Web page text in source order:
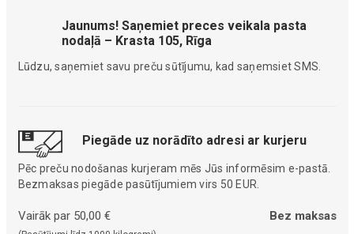
Jaunums! Saņemiet preces veikala pasta
nodaļā – Krasta 105, Rīga
Lūdzu, saņemiet savu preču sūtījumu, kad saņemsiet SMS.
Piegāde uz norādīto adresi ar kurjeru
Pēc preču nodošanas kurjeram mēs Jūs informēsim e-pastā.
Bezmaksas piegāde pasūtījumiem virs 50 EUR.
Vairāk par 50,00 € Bez maksas